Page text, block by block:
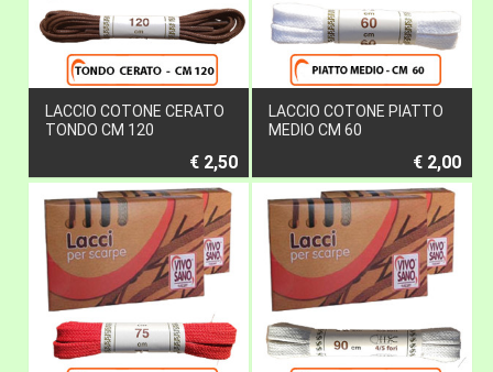
LACCIO COTONE CERATO
TONDO CM 120
€ 2,50
LACCIO COTONE PIATTO
MEDIO CM 60
€ 2,00